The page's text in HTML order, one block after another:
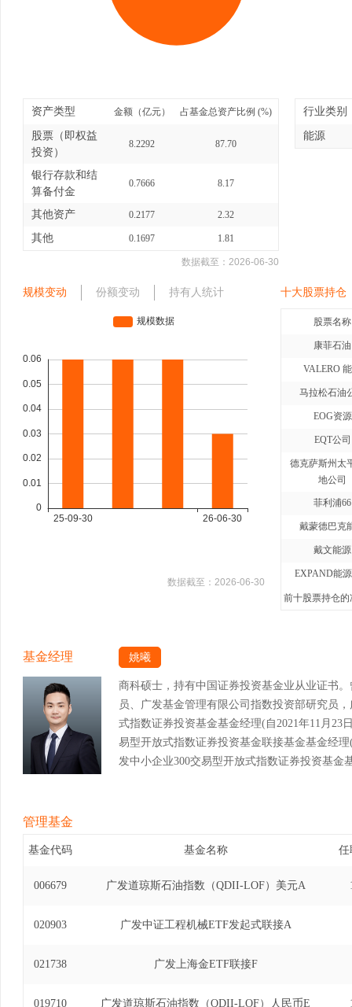
资产类型 金额（亿元） 占基金总资产比例 (%)
股票（即权益
投资）
8.2292 87.70
银行存款和结
算备付金
0.7666 8.17
其他资产 0.2177 2.32
其他 0.1697 1.81
数据截至： 2026-06-30
行业类别
能源
规模变动 份额变动 持有人统计
数据截至： 2026-06-30
十大股票持仓
股票名称
康菲石油
VALERO
马拉松石油
EOG资源
EQT公司
德克萨斯州太
地公司
菲利浦66
戴蒙德巴克
戴文能源
EXPAND能
前十股票持仓的
基金经理 姚曦
商科硕士，持有中国证券投资基金业从业证书
员、广发基金管理有限公司指数投资部研究员
式指数证券投资基金基金经理(自2021年11月23
易型开放式指数证券投资基金联接基金基金经理
发中小企业300交易型开放式指数证券投资基金
基金经理(自2022年10月19日至2026年6月10日
型开放式指数证券投资基金发起式联接基金基金
管理基金
基金代码 基金名称 任
006679 广发道琼斯石油指数（QDII-LOF）美元A
020903 广发中证工程机械ETF发起式联接A
021738 广发上海金ETF联接F
019710 广发道琼斯石油指数（QDII-LOF）人民币E